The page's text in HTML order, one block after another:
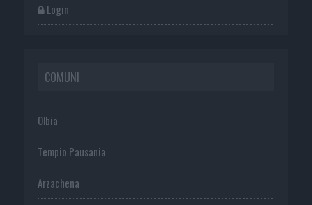
Login
COMUNI
Olbia
Tempio Pausania
Arzachena